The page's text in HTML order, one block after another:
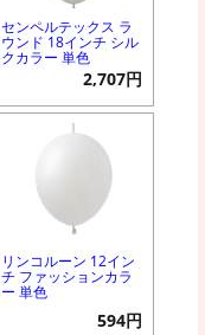
センペルテックス ラ
ウンド 18インチ シル
クカラー 単色
2,707円
リンコルーン 12イン
チ ファッションカラ
ー 単色
594円